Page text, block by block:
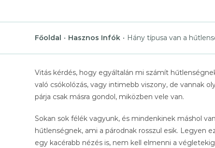
Főoldal • Hasznos Infók • Hány típusa van a
Vitás kérdés, hogy egyáltalán mi számít
való csókolózás, vagy intimebb viszony, de vannak
párja csak másra gondol, miközben vele van.
Sokan sok félék vagyunk, és mindenkinek máshol
hűtlenségnek, ami a párodnak rosszul esik. Legyen
egy kacérabb nézés is, nem kell elmenni a